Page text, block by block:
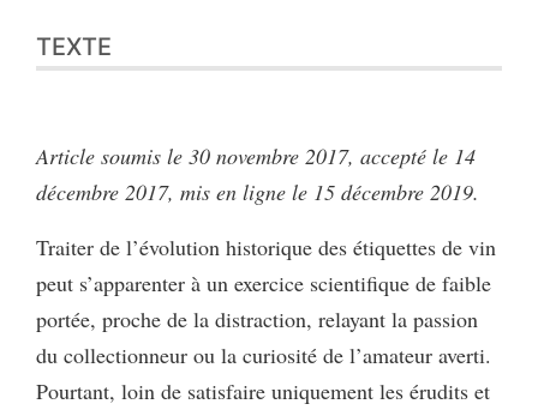
TEXTE
Article soumis le 30 novembre 2017, accepté le 14
décembre 2017, mis en ligne le 15 décembre 2019.
Traiter de l’évolution historique des étiquettes de vin
peut s’apparenter à un exercice scientifique de faible
portée, proche de la distraction, relayant la passion
du collectionneur ou la curiosité de l’amateur averti.
Pourtant, loin de satisfaire uniquement les érudits et